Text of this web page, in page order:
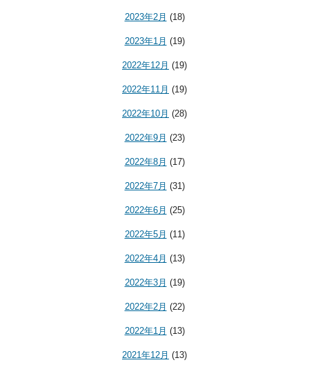
2023年2月 (18)
2023年1月 (19)
2022年12月 (19)
2022年11月 (19)
2022年10月 (28)
2022年9月 (23)
2022年8月 (17)
2022年7月 (31)
2022年6月 (25)
2022年5月 (11)
2022年4月 (13)
2022年3月 (19)
2022年2月 (22)
2022年1月 (13)
2021年12月 (13)